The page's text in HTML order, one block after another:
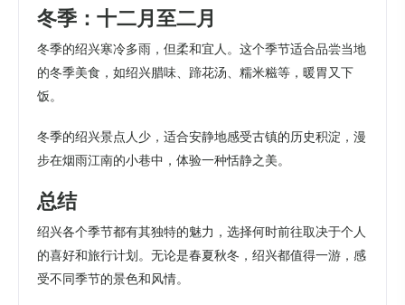
冬季：十二月至二月
冬季的绍兴寒冷多雨，但柔和宜人。这个季节适合品尝当地
的冬季美食，如绍兴腊味、蹄花汤、糯米糍等，暖胃又下
饭。
冬季的绍兴景点人少，适合安静地感受古镇的历史积淀，漫
步在烟雨江南的小巷中，体验一种恬静之美。
总结
绍兴各个季节都有其独特的魅力，选择何时前往取决于个人
的喜好和旅行计划。无论是春夏秋冬，绍兴都值得一游，感
受不同季节的景色和风情。